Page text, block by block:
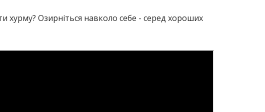
хурму? Озирніться навколо себе - серед хороших